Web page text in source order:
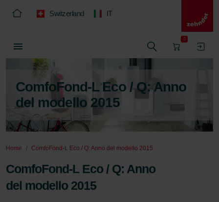
Switzerland IT
0
ComfoFond-L Eco / Q: Anno
del modello 2015
Home ComfoFond-L Eco / Q: Anno del modello 2015
ComfoFond-L Eco / Q: Anno
del modello 2015